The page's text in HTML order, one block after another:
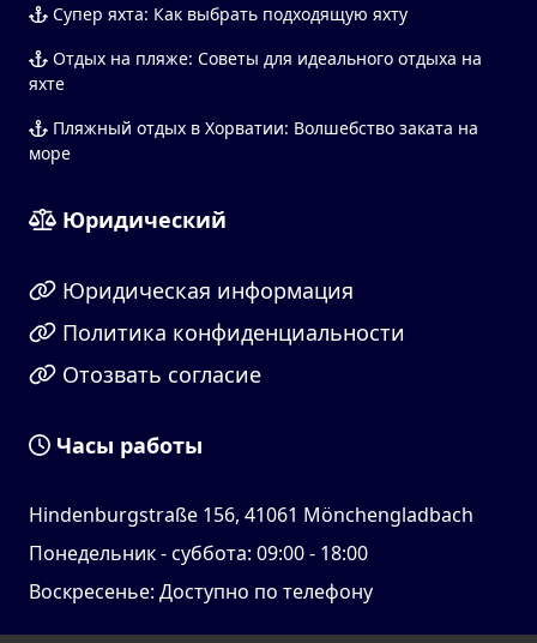
Супер яхта: Как выбрать подходящую яхту
Отдых на пляже: Советы для идеального отдыха на
яхте
Пляжный отдых в Хорватии: Волшебство заката на
море
Юридический
Юридическая информация
Политика конфиденциальности
Отозвать согласие
Часы работы
Hindenburgstraße 156, 41061 Mönchengladbach
Понедельник - суббота: 09:00 - 18:00
Воскресенье: Доступно по телефону